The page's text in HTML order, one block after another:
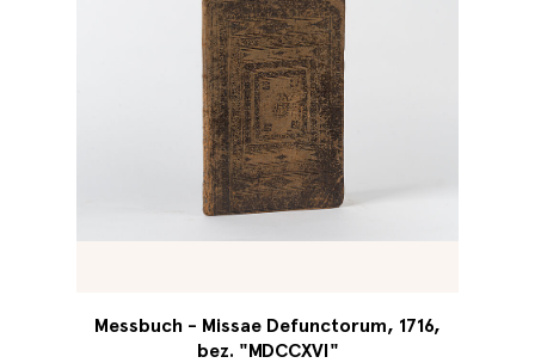
Messbuch - Missae Defunctorum, 1716,
bez. "MDCCXVI"